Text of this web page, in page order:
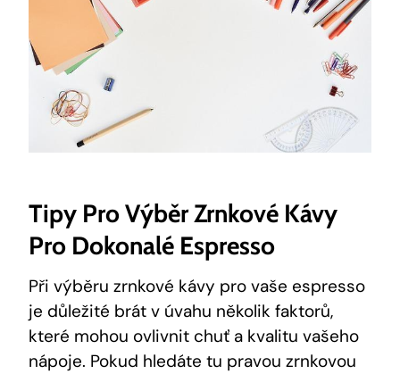
Tipy Pro Výběr Zrnkové Kávy
Pro Dokonalé Espresso
Při výběru zrnkové kávy pro vaše espresso
je důležité brát v úvahu několik faktorů,
které mohou ovlivnit chuť a kvalitu vašeho
nápoje. Pokud hledáte tu pravou zrnkovou